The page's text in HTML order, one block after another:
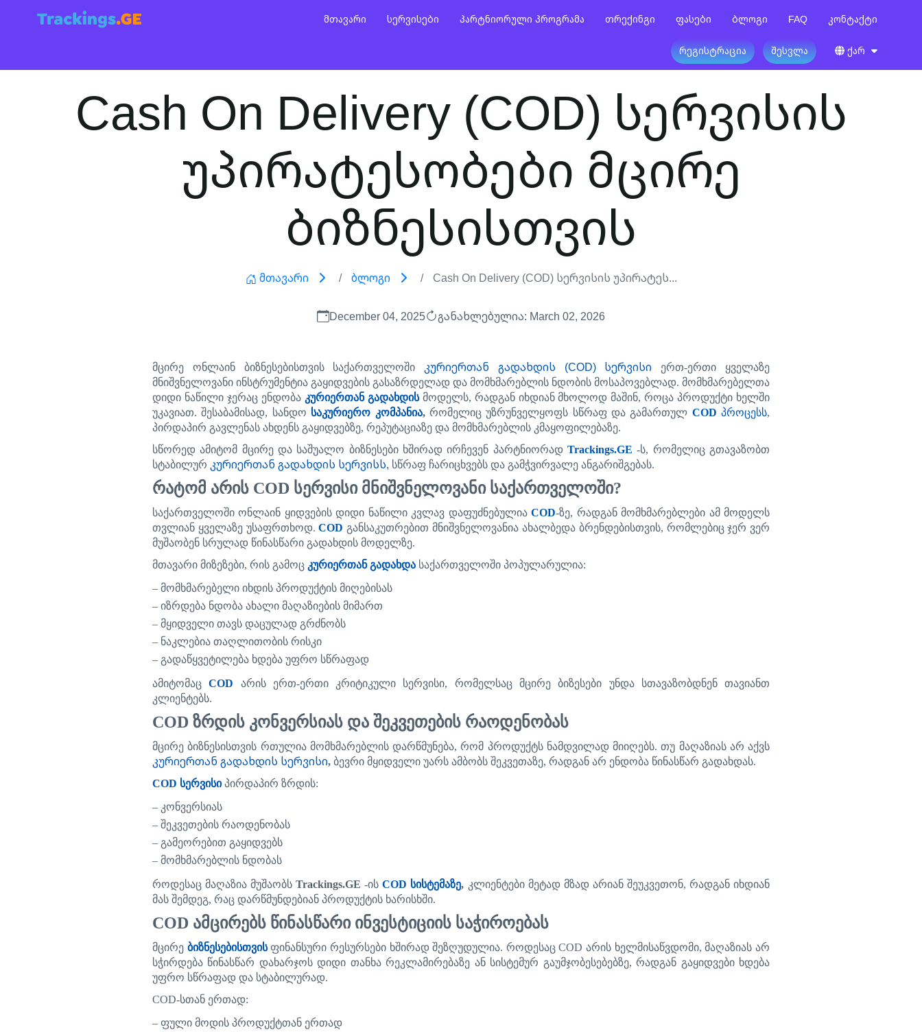
Მთავარი Სერვისები Პარტნიორული Პროგრამა Თრექინგი Ფასები Ბლოგი FAQ Კონტაქტი
Რეგისტრაცია Შესვლა Ქარ
Cash On Delivery (COD) სერვისის
უპირატესობები მცირე
ბიზნესისთვის
Მთავარი Ბლოგი Cash On Delivery (COD) Სერვისის Უპირატეს...
December 04, 2025 განახლებულია: March 02, 2026
მცირე ონლაინ ბიზნესებისთვის საქართველოში კურიერთან გადახდის (COD) სერვისი ერთ-ერთი
ყველაზე
მნიშვნელოვანი ინსტრუმენტია გაყიდვების გასაზრდელად და მომხმარებლის ნდობის მოსაპოვებლად. მომხმარებელთა
დიდი ნაწილი ჯერაც ენდობა კურიერთან გადახდის მოდელს, რადგან იხდიან მხოლოდ მაშინ,როცა პროდუქტი ხელში
უკავიათ.შესაბამისად, სანდო საკურიერო კომპანია, რომელიც უზრუნველყოფს სწრაფ და გამართულ COD პროცესს,
პირდაპირ გავლენას ახდენს გაყიდვებზე, რეპუტაციაზე და მომხმარებლის კმაყოფილებაზე.
სწორედ ამიტომ მცირე და საშუალო ბიზნესები ხშირად ირჩევენ პარტნიორად Trackings.GE -ს, რომელიც გთავაზობთ
სტაბილურ კურიერთან გადახდის სერვისს, სწრაფ ჩარიცხვებს და გამჭვირვალე ანგარიშგებას.
რატომ არის COD სერვისი მნიშვნელოვანი საქართველოში?
საქართველოში ონლაინ ყიდვების დიდი ნაწილი კვლავ დაფუძნებულია COD-ზე, რადგან მომხმარებლები ამ მოდელს
თვლიან ყველაზე უსაფრთხოდ.COD განსაკუთრებით მნიშვნელოვანია ახალბედა ბრენდებისთვის, რომლებიც ჯერ ვერ
მუშაობენ სრულად წინასწარი გადახდის მოდელზე.
მთავარი მიზეზები, რის გამოც კურიერთან გადახდა საქართველოში პოპულარულია:
– მომხმარებელი იხდის პროდუქტის მიღებისას
– იზრდება ნდობა ახალი მაღაზიების მიმართ
– მყიდველი თავს დაცულად გრძნობს
– ნაკლებია თაღლითობის რისკი
– გადაწყვეტილება ხდება უფრო სწრაფად
ამიტომაც COD არის ერთ-ერთი კრიტიკული სერვისი, რომელსაც მცირე ბიზესები უნდა სთავაზობდნენ
თავიანთ
კლიენტებს.
COD ზრდის კონვერსიას და შეკვეთების რაოდენობას
მცირე ბიზნესისთვის რთულია მომხმარებლის დარწმუნება,რომ პროდუქტს ნამდვილად მიიღებს.თუ მაღაზიას არ აქვს
კურიერთან გადახდის სერვისი, ბევრი მყიდველი უარს ამბობს შეკვეთაზე, რადგან არ ენდობა წინასწარ გადახდას.
COD სერვისი პირდაპირ ზრდის:
– კონვერსიას
– შეკვეთების რაოდენობას
– გამეორებით გაყიდვებს
– მომხმარებლის ნდობას
როდესაც მაღაზია მუშაობს Trackings.GE -ის COD სისტემაზე, კლიენტები მეტად მზად არიან შეუკვეთონ, რადგან იხდიან
მას შემდეგ, რაც დარწმუნდებიან პროდუქტის ხარისხში.
COD ამცირებს წინასწარი ინვესტიციის საჭიროებას
მცირე ბიზნესებისთვის ფინანსური რესურსები ხშირად შეზღუდულია. როდესაცCODარის ხელმისაწვდომი,მაღაზიას არ
სჭირდება წინასწარ დახარჯოს დიდი თანხა რეკლამირებაზე ან სისტემურ გაუმჯობესებებზე,რადგან გაყიდვები ხდება
უფრო სწრაფად და სტაბილურად.
COD-სთან ერთად:
– ფული მოდის პროდუქტთან ერთად